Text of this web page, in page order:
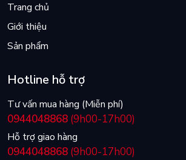
Trang chủ
Giới thiệu
Sản phẩm
Hotline hỗ trợ
Tư vấn mua hàng (Miễn phí)
0944048868 (9h00-17h00)
Hỗ trợ giao hàng
0944048868 (9h00-17h00)